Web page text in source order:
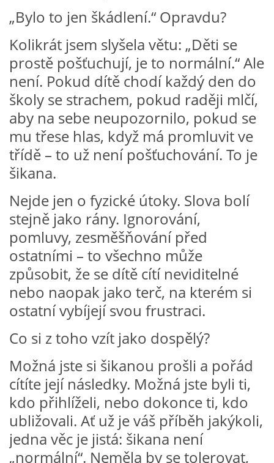
BÁSNĚ K TÉMATU JARO
POHYBOVÉ AKTIVITY NA TÉMA JARO
PÍSNĚ K TÉMATU LÉTO
BÁSNĚ K TÉMATU LÉTO
POHYBOVÉ AKTIVITY NA TÉMA LÉTO
PÍSNĚ K TÉMATU PODZIM
BÁSNĚ K TÉMATU PODZIM
POHYBOVÉ AKTIVITY NA TÉMA PODZIM
PÍSNĚ K TÉMATU ZIMA
BÁSNĚ K TÉMATU ZIMA
POHYBOVÉ AKTIVITY NA TÉMA ZIMA
VZDĚLÁVACÍ PLÁN OD ZÁŘÍ DO ČERVNA
„Bylo to jen škádlení.“ Opravdu?
Kolikrát jsem slyšela větu: „Děti se
prostě pošťuchují, je to normální.“ Ale
není. Pokud dítě chodí každý den do
školy se strachem, pokud raději mlčí,
aby na sebe neupozornilo, pokud se
mu třese hlas, když má promluvit ve
třídě – to už není pošťuchování. To je
šikana.
Nejde jen o fyzické útoky. Slova bolí
stejně jako rány. Ignorování,
pomluvy, zesměšňování před
ostatními – to všechno může
způsobit, že se dítě cítí neviditelné
nebo naopak jako terč, na kterém si
ostatní vybíjejí svou frustraci.
Co si z toho vzít jako dospělý?
Možná jste si šikanou prošli a pořád
cítíte její následky. Možná jste byli ti,
kdo přihlíželi, nebo dokonce ti, kdo
ubližovali. Ať už je váš příběh jakýkoli,
jedna věc je jistá: šikana není
„normální“. Neměla by se tolerovat,